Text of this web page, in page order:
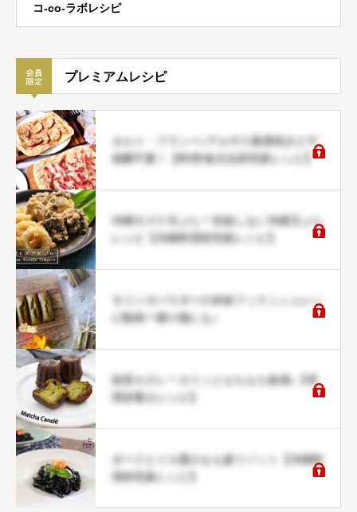
コ-co-ラボレシピ
プレミアムレシピ
タルト・フランベ♪アルザス風薄焼きピザ
発酵不要！【料理/食文化研究家レシピ】
沖縄モズク天ぷら＊失敗しない沖縄天ぷら
レシピ【沖縄料理研究家レシピ】
モリンガパウダーの米粉フィナンシェレシ
ピ動画＊贈り物にも♪
抹茶カヌレ＊カリッともちもち食感♪【管
理栄養士レシピ】
ポークとイカ墨のもち麦リゾット【沖縄料
理研究家レシピ】